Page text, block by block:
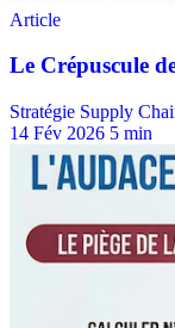
Stratégie Supply
14 Fév 2026 5 min